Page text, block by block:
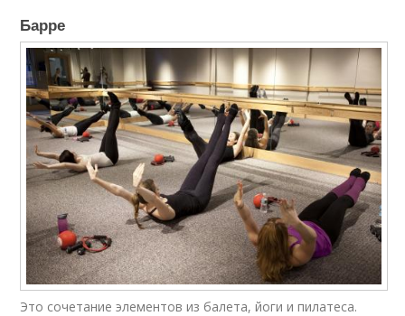
Барре
Это сочетание элементов из балета, йоги и пилатеса.